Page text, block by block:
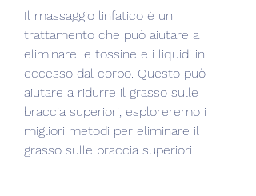
Il massaggio linfatico è un
trattamento che può aiutare a
eliminare le tossine e i liquidi in
eccesso dal corpo. Questo può
aiutare a ridurre il grasso sulle
braccia superiori, esploreremo i
migliori metodi per eliminare il
grasso sulle braccia superiori.